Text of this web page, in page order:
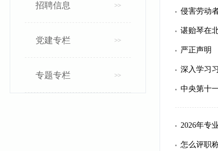
招聘信息
党建专栏
专题专栏
侵害劳动
谌贻琴在
严正声明
中央第十
2026年专
怎么评职